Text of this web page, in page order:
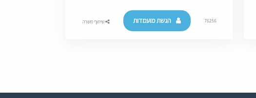
76256 הגשת מועמדות שיתוף משרה